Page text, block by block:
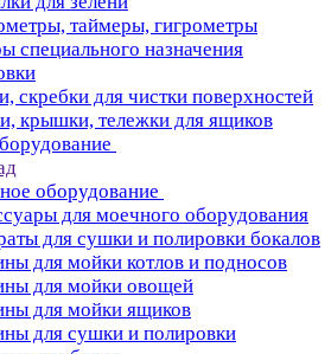
таймеры, гигрометры
специального назначения
скребки для чистки поверхностей
крышки, тележки для ящиков
оборудование
для моечного оборудования
для сушки и полировки бокалов
для мойки котлов и подносов
для мойки овощей
для мойки ящиков
для сушки и полировки